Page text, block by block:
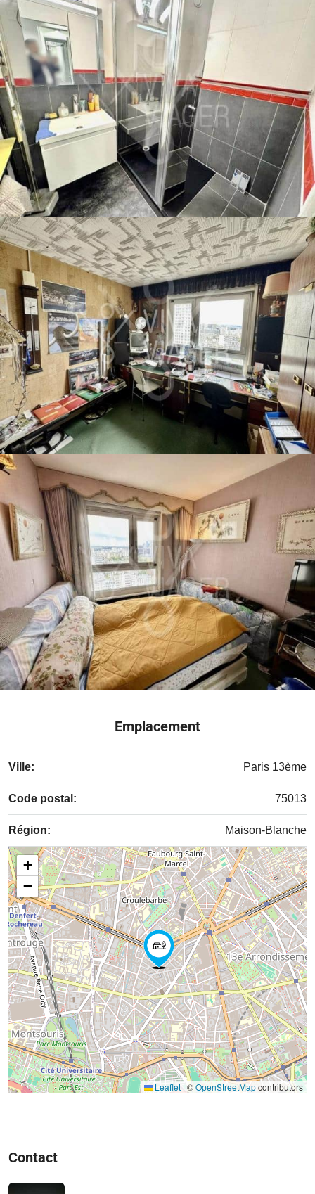
Emplacement
Ville: Paris 13ème
Code postal: 75013
Région: Maison-Blanche
+
−
Leaflet |©OpenStreetMapcontributors
Contact